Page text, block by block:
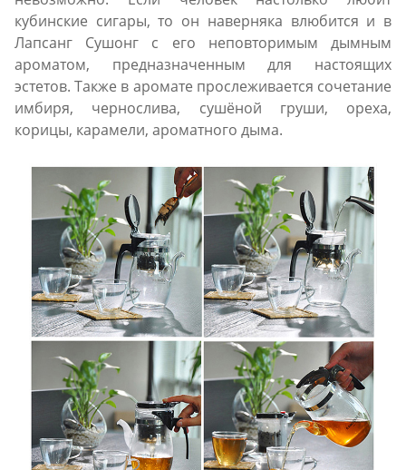
кубинские сигары, то он наверняка влюбится и в
Лапсанг Сушонг с его неповторимым дымным
ароматом, предназначенным для настоящих
эстетов. Также в аромате прослеживается сочетание
имбиря, чернослива, сушёной груши, ореха,
корицы, карамели, ароматного дыма.